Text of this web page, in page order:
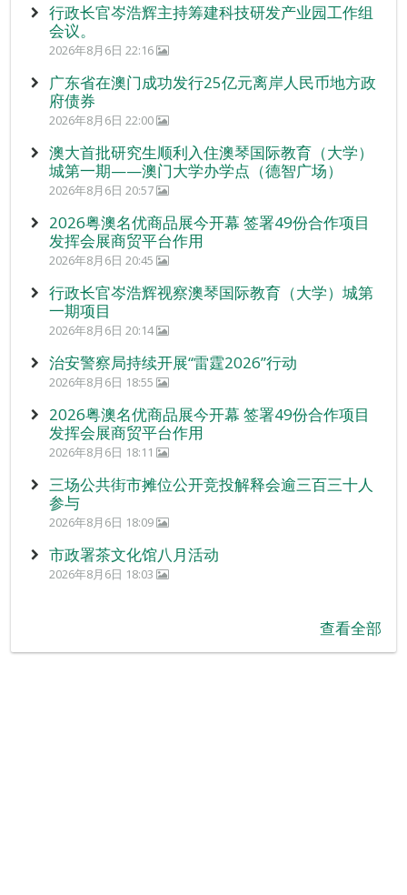
行政长官岑浩辉主持筹建科技研发产业园工作组
会议。
2026年8月6日 22:16
广东省在澳门成功发行25亿元离岸人民币地方政
府债券
2026年8月6日 22:00
澳大首批研究生顺利入住澳琴国际教育（大学）
城第一期——澳门大学办学点（德智广场）
2026年8月6日 20:57
2026粤澳名优商品展今开幕 签署49份合作项目
发挥会展商贸平台作用
2026年8月6日 20:45
行政长官岑浩辉视察澳琴国际教育（大学）城第
一期项目
2026年8月6日 20:14
治安警察局持续开展“雷霆2026”行动
2026年8月6日 18:55
2026粤澳名优商品展今开幕 签署49份合作项目
发挥会展商贸平台作用
2026年8月6日 18:11
三场公共街市摊位公开竞投解释会逾三百三十人
参与
2026年8月6日 18:09
市政署茶文化馆八月活动
2026年8月6日 18:03
查看全部